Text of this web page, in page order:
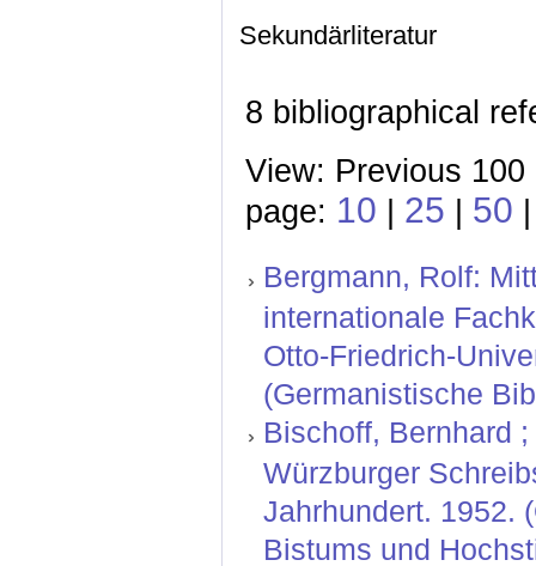
Sekundärliteratur
8 bibliographical
View: Previous
page: 10 | 25 | 50
Bergmann, Rolf:
internationale
Otto-Friedrich-
(Germanistische
Bischoff, Bernhard
Würzburger
Jahrhundert. 1952.
Bistums und